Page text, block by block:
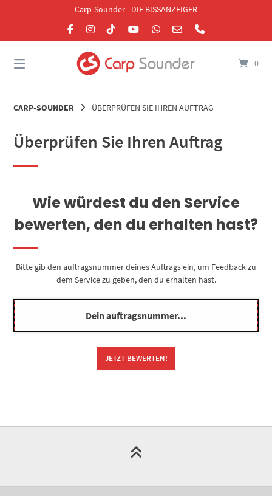
Carp-Sounder - DIE BISSANZEIGER
0
CARP-SOUNDER ÜBERPRÜFEN SIE IHREN AUFTRAG
Überprüfen Sie Ihren Auftrag
Wie würdest du den Service
bewerten, den du erhalten hast?
Bitte gib den auftragsnummer deines Auftrags ein, um Feedback zu
dem Service zu geben, den du erhalten hast.
Cassy KI Chat
Hallo! Ich bin Cassy – freundlich, zuverlässig und rund um die
Uhr für dich da. Frag mich einfach, wobei ich helfen kann.